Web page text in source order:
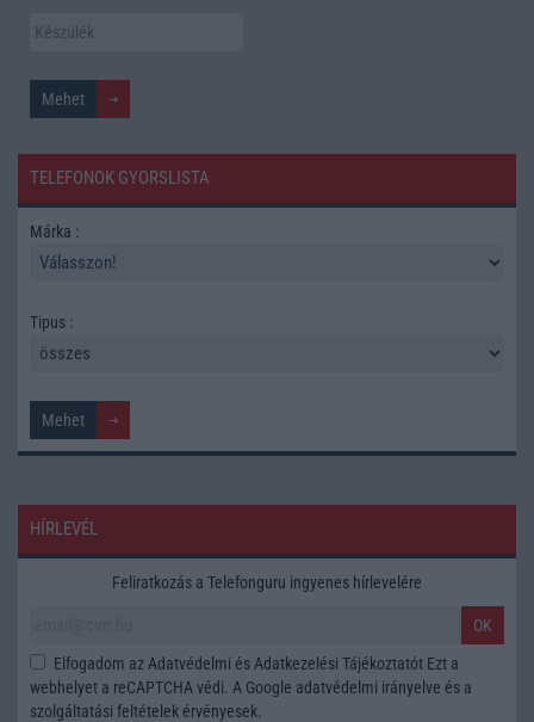
TELEFONOK GYORSLISTA
Márka :
Tipus :
HÍRLEVÉL
Feliratkozás a Telefonguru ingyenes hírlevelére
OK
Elfogadom az Adatvédelmi és Adatkezelési Tájékoztatót Ezt a
webhelyet a reCAPTCHA védi. A Google adatvédelmi irányelve és a
szolgáltatási feltételek érvényesek.